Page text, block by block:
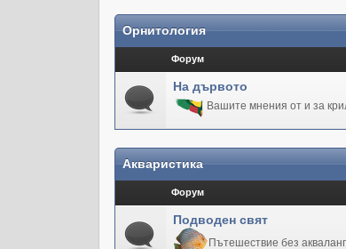
Орнитология
Форум
На дървото
Вашите мнения от и за
Акваристика
Форум
Подводен свят
Пътешествие без